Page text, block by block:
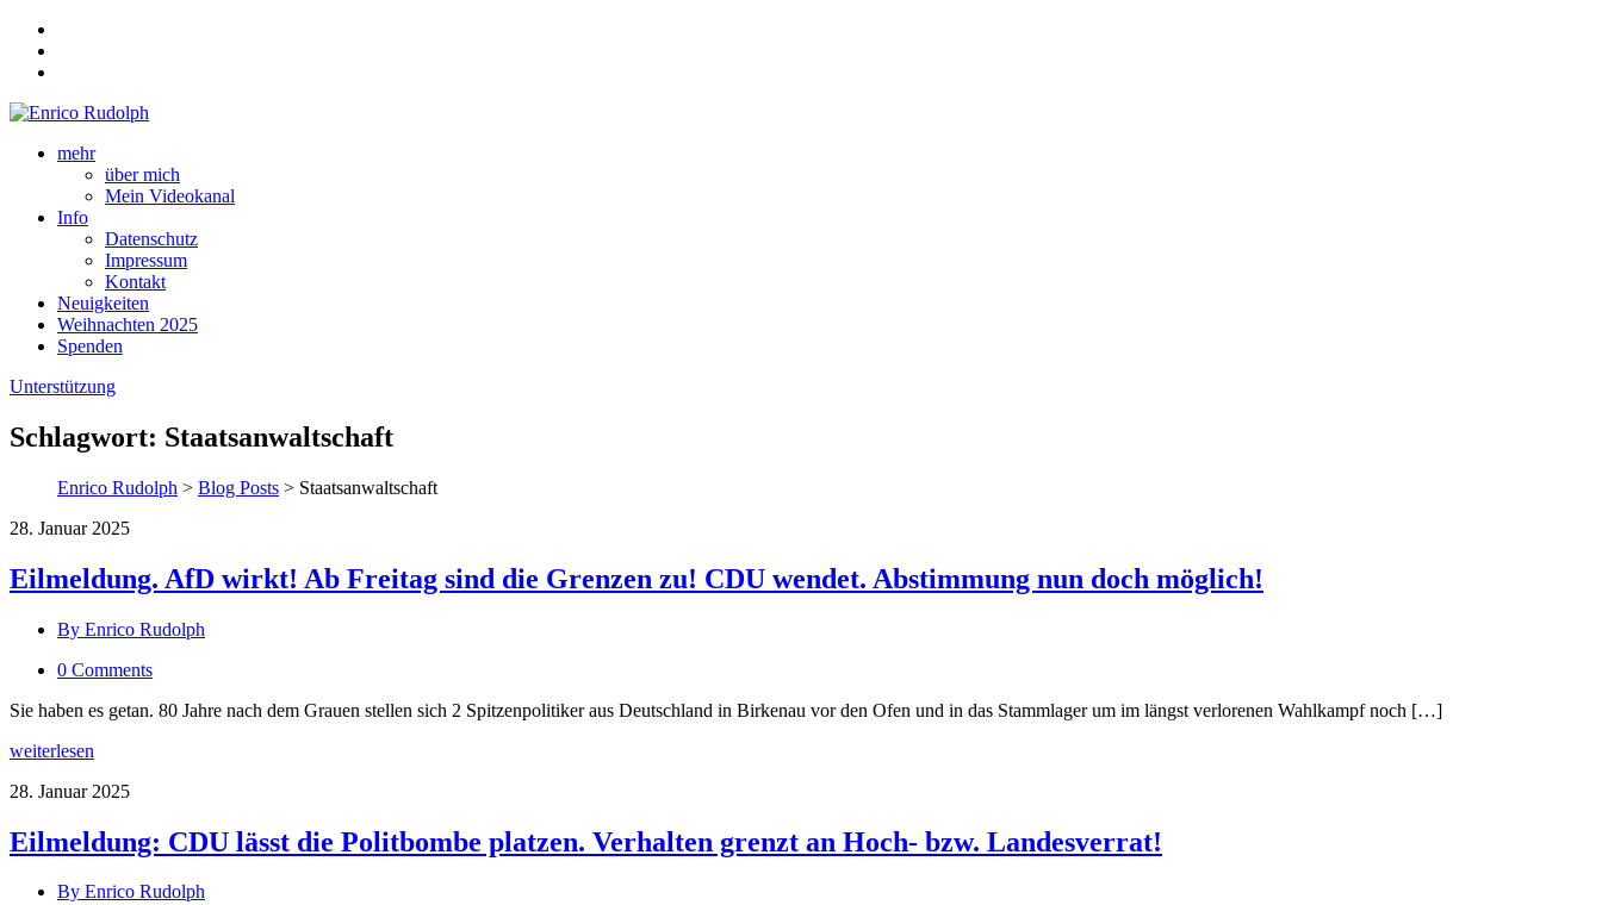
mehr
über mich
Mein Videokanal
Info
Datenschutz
Impressum
Kontakt
Neuigkeiten
Weihnachten 2025
Spenden
Unterstützung
Schlagwort: Staatsanwaltschaft
Enrico Rudolph > Blog Posts > Staatsanwaltschaft
28. Januar 2025
Eilmeldung. AfD wirkt! Ab Freitag sind die Grenzen zu! CDU wendet. Abstimmung nun doch möglich!
By Enrico Rudolph
0 Comments
Sie haben es getan. 80 Jahre nach dem Grauen stellen sich 2 Spitzenpolitiker aus Deutschland in Birkenau vor den Ofen und in das Stammlager um im längst verlorenen Wahlkampf noch […]
weiterlesen
28. Januar 2025
Eilmeldung: CDU lässt die Politbombe platzen. Verhalten grenzt an Hoch- bzw. Landesverrat!
By Enrico Rudolph